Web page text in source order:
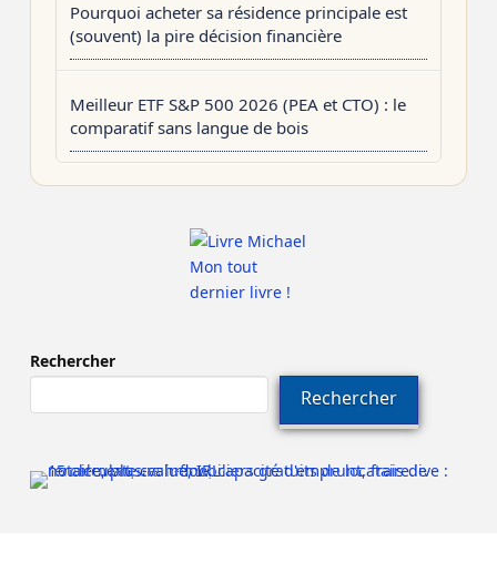
Pourquoi acheter sa résidence principale est
(souvent) la pire décision financière
Meilleur ETF S&P 500 2026 (PEA et CTO) : le
comparatif sans langue de bois
Mon tout
dernier livre !
Rechercher
Rechercher